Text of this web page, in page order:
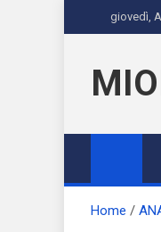
to
giovedì,
Home